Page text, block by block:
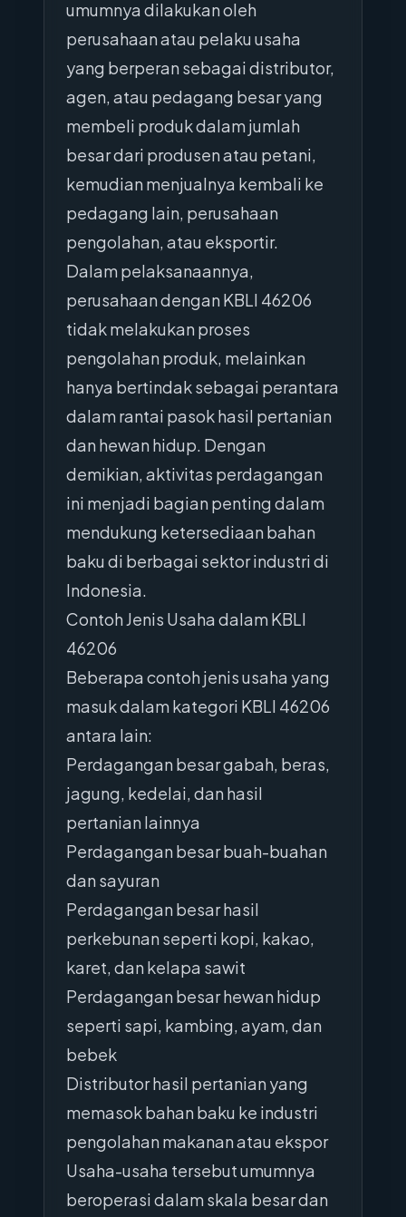
umumnya dilakukan oleh
perusahaan atau pelaku usaha
yang berperan sebagai distributor,
agen, atau pedagang besar yang
membeli produk dalam jumlah
besar dari produsen atau petani,
kemudian menjualnya kembali ke
pedagang lain, perusahaan
pengolahan, atau eksportir.
Dalam pelaksanaannya,
perusahaan dengan KBLI 46206
tidak melakukan proses
pengolahan produk, melainkan
hanya bertindak sebagai perantara
dalam rantai pasok hasil pertanian
dan hewan hidup. Dengan
demikian, aktivitas perdagangan
ini menjadi bagian penting dalam
mendukung ketersediaan bahan
baku di berbagai sektor industri di
Indonesia.
Contoh Jenis Usaha dalam KBLI
46206
Beberapa contoh jenis usaha yang
masuk dalam kategori KBLI 46206
antara lain:
Perdagangan besar gabah, beras,
jagung, kedelai, dan hasil
pertanian lainnya
Perdagangan besar buah-buahan
dan sayuran
Perdagangan besar hasil
perkebunan seperti kopi, kakao,
karet, dan kelapa sawit
Perdagangan besar hewan hidup
seperti sapi, kambing, ayam, dan
bebek
Distributor hasil pertanian yang
memasok bahan baku ke industri
pengolahan makanan atau ekspor
Usaha-usaha tersebut umumnya
beroperasi dalam skala besar dan